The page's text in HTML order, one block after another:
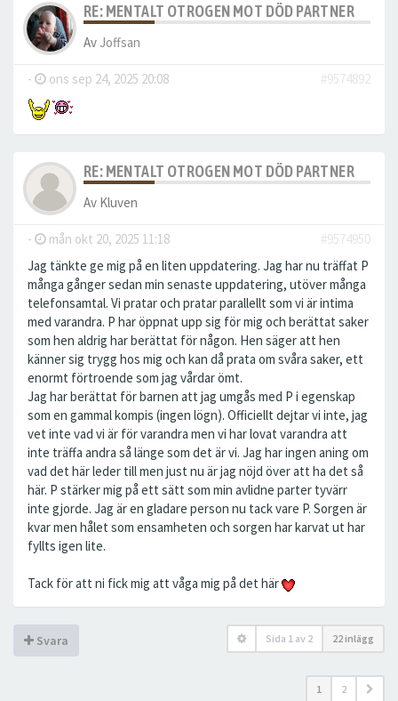
RE: MENTALT OTROGEN MOT DÖD PARTNER
Av Joffsan
- ons sep 24, 2025 20:08 #9574892
RE: MENTALT OTROGEN MOT DÖD PARTNER
Av Kluven
- mån okt 20, 2025 11:18
#9574950
Jag tänkte ge mig på en liten uppdatering. Jag har nu träffat P
många gånger sedan min senaste uppdatering, utöver många
telefonsamtal. Vi pratar och pratar parallellt som vi är intima
med varandra. P har öppnat upp sig för mig och berättat saker
som hen aldrig har berättat för någon. Hen säger att hen
känner sig trygg hos mig och kan då prata om svåra saker, ett
enormt förtroende som jag vårdar ömt.
Jag har berättat för barnen att jag umgås med P i egenskap
som en gammal kompis (ingen lögn). Officiellt dejtar vi inte, jag
vet inte vad vi är för varandra men vi har lovat varandra att
inte träffa andra så länge som det är vi. Jag har ingen aning om
vad det här leder till men just nu är jag nöjd över att ha det så
här. P stärker mig på ett sätt som min avlidne parter tyvärr
inte gjorde. Jag är en gladare person nu tack vare P. Sorgen är
kvar men hålet som ensamheten och sorgen har karvat ut har
fyllts igen lite.
Tack för att ni fick mig att våga mig på det här
Svara Sida 1 av 2 22 inlägg
1 2